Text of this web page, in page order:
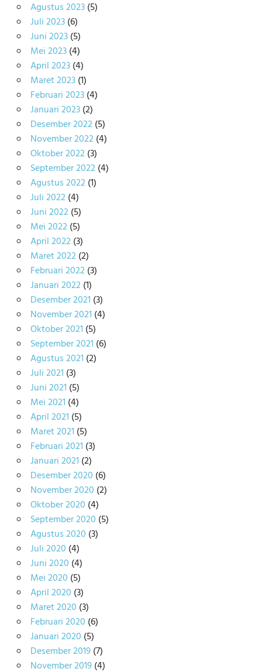
Agustus 2023(5)
Juli 2023(6)
Juni 2023(5)
Mei 2023(4)
April 2023(4)
Maret 2023(1)
Februari 2023(4)
Januari 2023(2)
Desember 2022(5)
November 2022(4)
Oktober 2022(3)
September 2022(4)
Agustus 2022(1)
Juli 2022(4)
Juni 2022(5)
Mei 2022(5)
April 2022(3)
Maret 2022(2)
Februari 2022(3)
Januari 2022(1)
Desember 2021 (3)
November 2021 (4)
Oktober 2021 (5)
September 2021 (6)
Agustus 2021 (2)
Juli 2021 (3)
Juni 2021 (5)
Mei 2021 (4)
April 2021 (5)
Maret 2021 (5)
Februari 2021 (3)
Januari 2021 (2)
Desember 2020 (6)
November 2020 (2)
Oktober 2020 (4)
September 2020 (5)
Agustus 2020 (3)
Juli 2020 (4)
Juni 2020 (4)
Mei 2020 (5)
April 2020 (3)
Maret 2020 (3)
Februari 2020 (6)
Januari 2020 (5)
Desember 2019(7)
November 2019(4)